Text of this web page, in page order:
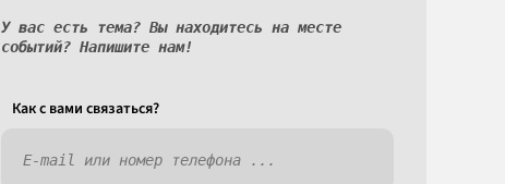
У вас есть тема? Вы находитесь на месте
событий? Напишите нам!
Как c вами связаться?